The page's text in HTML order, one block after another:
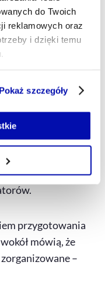
do Twoich
reklamowych oraz
i dzięki temu
plików cookie,
np. we
po wybraniu opcji
Pokaż szczegóły
lub
słyszę takie
że to nie do
swoje
Konferencji na
Porównał ją z
Rzymie i podkreślił
przygotowania
mówią, że
–